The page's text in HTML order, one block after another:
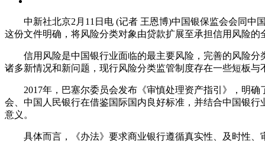
中新社北京2月11日电 (记者 王恩博)中国银保监会会同中
这份文件明确，将风险分类对象由贷款扩展至承担信用风险的
信用风险是中国银行业面临的最主要风险，完善的风险分
诸多新情况和新问题，现行风险分类监管制度存在一些短板与
2017年，巴塞尔委员会发布《审慎处理资产指引》，明确
会、中国人民银行在借鉴国际国内良好标准，并结合中国银
意义。
具体而言，《办法》要求商业银行遵循真实性、及时性、